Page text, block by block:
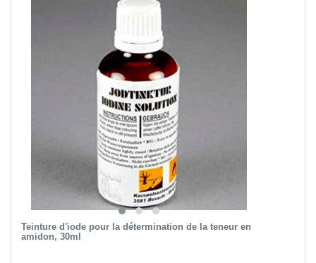
Teinture d'iode pour la détermination de la teneur en
amidon, 30ml